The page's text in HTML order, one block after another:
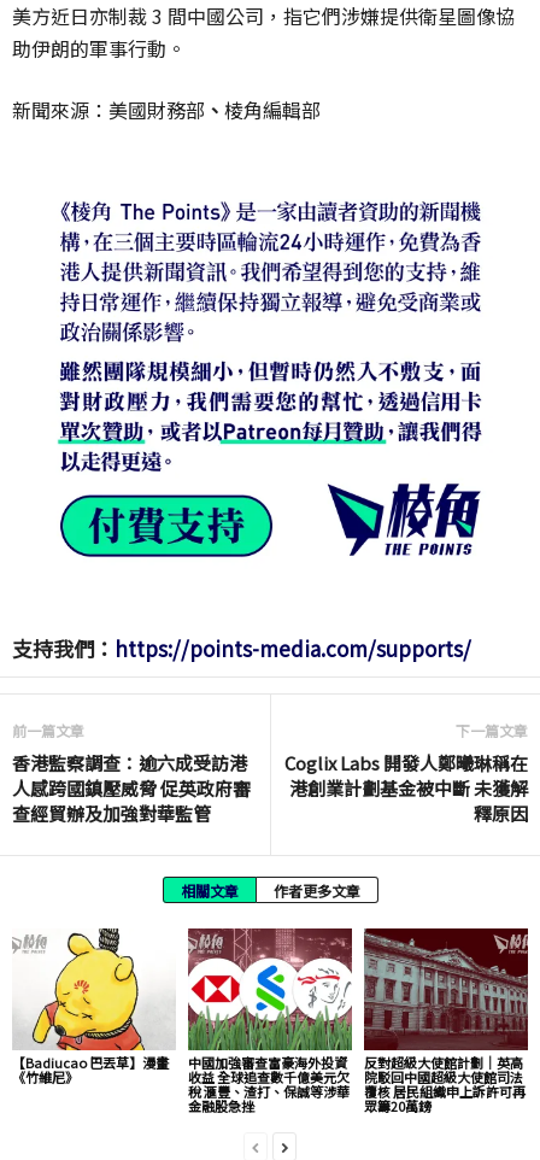
美方近日亦制裁 3 間中國公司，指它們涉嫌提供衛星圖像協
助伊朗的軍事行動。
新聞來源：美國財務部 、 棱角編輯部
支持我們： https://points-media.com/supports/
前一篇文章
香港監察調查：逾六成受訪港
人感跨國鎮壓威脅 促英政府審
查經貿辦及加強對華監管
下一篇文章
Coglix Labs 開發人鄭曦琳稱在
港創業計劃基金被中斷 未獲解
釋原因
相關文章 作者更多文章
【Badiucao 巴丟草】漫畫
《竹維尼》
中國加強審查富豪海外投資
收益 全球追查數千億美元欠
稅 滙豐、渣打、保誠等涉華
金融股急挫
反對超級大使館計劃｜英高
院駁回中國超級大使館司法
覆核 居民組織申上訴許可再
眾籌20萬鎊